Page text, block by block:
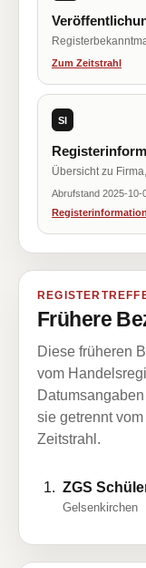
Zum Zeitstrahl
SI
Übersicht zu
Abrufstand 2025-10-
Frühere
Diese früheren
vom
sie getrennt
Zeitstrahl.
ZGS
Gelsenkirchen